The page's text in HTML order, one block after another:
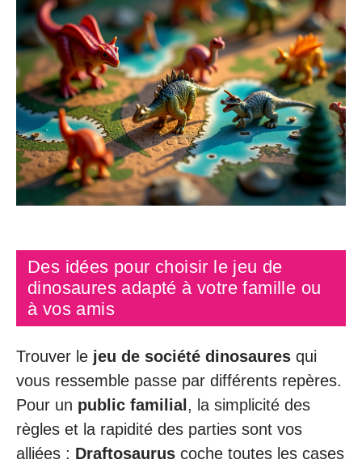
Des idées pour choisir le jeu de
dinosaures adapté à votre famille ou
à vos amis
Trouver le jeu de société dinosaures qui
vous ressemble passe par différents repères.
Pour un public familial , la simplicité des
règles et la rapidité des parties sont vos
alliées : Draftosaurus coche toutes les cases